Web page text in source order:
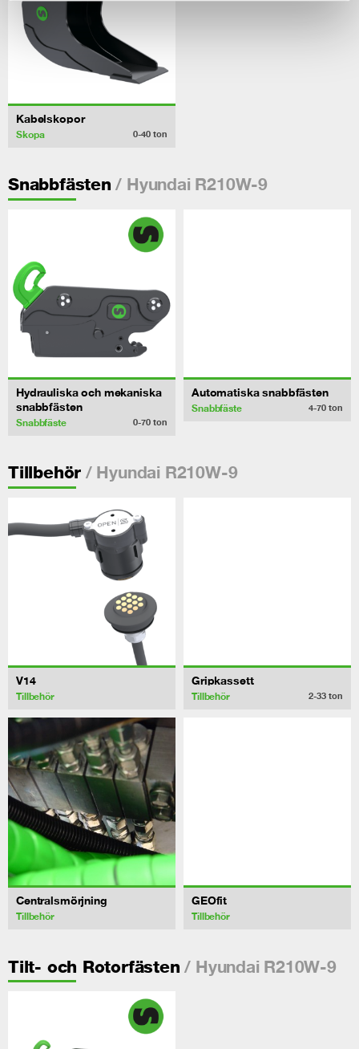
Kabelskopor
Skopa 0-40 ton
Snabbfästen / Hyundai R210W-9
Hydrauliska och mekaniska
snabbfästen
Snabbfäste 0-70 ton
Automatiska snabbfästen
Snabbfäste 4-70 ton
Tillbehör / Hyundai R210W-9
V14
Tillbehör
Gripkassett
Tillbehör 2-33 ton
Centralsmörjning
Tillbehör
GEOfit
Tillbehör
Tilt- och Rotorfästen / Hyundai R210W-9